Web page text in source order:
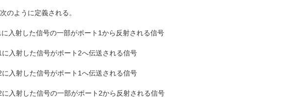
のように定義される。
に入射した信号の一部がポート1から反射される信号
に入射した信号がポート2へ伝送される信号
に入射した信号がポート1へ伝送される信号
に入射した信号の一部がポート2から反射される信号